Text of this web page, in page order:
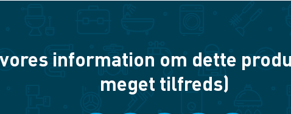
information om dette
meget tilfreds)